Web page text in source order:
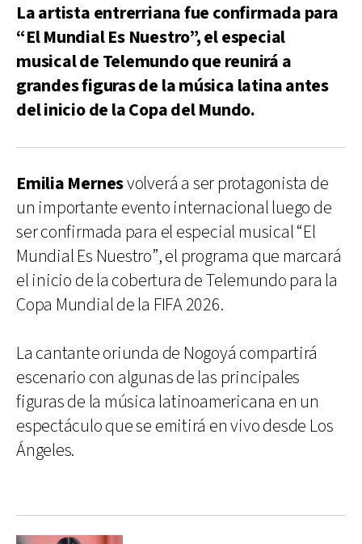
La artista entrerriana fue confirmada para
“El Mundial Es Nuestro”, el especial
musical de Telemundo que reunirá a
grandes figuras de la música latina antes
del inicio de la Copa del Mundo.
Emilia Mernesvolverá a ser protagonista de
un importante evento internacional luego de
ser confirmada para el especial musical “El
Mundial Es Nuestro”, el programa que marcará
el inicio de la cobertura de Telemundo para la
Copa Mundial de la FIFA 2026.
La cantante oriunda de Nogoyá compartirá
escenario con algunas de las principales
figuras de la música latinoamericana en un
espectáculo que se emitirá en vivo desde Los
Ángeles.